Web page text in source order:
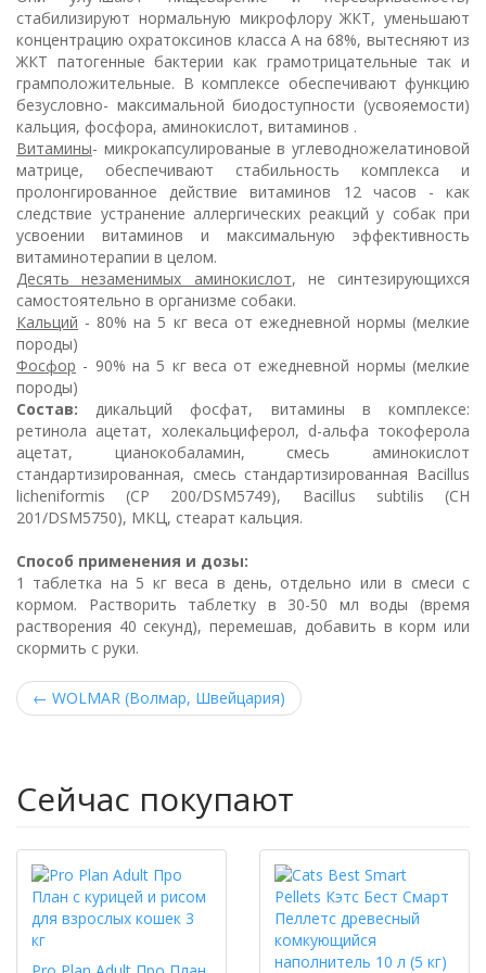
стабилизируют нормальную микрофлору ЖКТ, уменьшают
концентрацию охратоксинов класса А на 68%, вытесняют из
ЖКТ патогенные бактерии как грамотрицательные так и
грамположительные. В комплексе обеспечивают функцию
безусловно- максимальной биодоступности (усвояемости)
кальция, фосфора, аминокислот, витаминов .
Витамины- микрокапсулированые в углеводножелатиновой
матрице, обеспечивают стабильность комплекса и
пролонгированное действие витаминов 12 часов - как
следствие устранение аллергических реакций у собак при
усвоении витаминов и максимальную эффективность
витаминотерапии в целом.
Десять незаменимых аминокислот, не синтезирующихся
самостоятельно в организме собаки.
Кальций - 80% на 5 кг веса от ежедневной нормы (мелкие
породы)
Фосфор - 90% на 5 кг веса от ежедневной нормы (мелкие
породы)
Состав:дикальций фосфат, витамины в комплексе:
ретинола ацетат, холекальциферол, d-альфа токоферола
ацетат, цианокобаламин, смесь аминокислот
стандартизированная, смесь стандартизированная Bacillus
licheniformis (СР 200/DSM5749), Bacillus subtilis (CH
201/DSM5750), МКЦ, стеарат кальция.
Способ применения и дозы:
1 таблетка на 5 кг веса в день, отдельно или в смеси с
кормом. Растворить таблетку в 30-50 мл воды (время
растворения 40 секунд), перемешав, добавить в корм или
скормить с руки.
← WOLMAR (Волмар, Швейцария)
Сейчас покупают